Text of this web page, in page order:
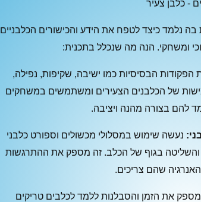
- כלבן צעיר
בה נלמד כיצד לטפח את הידע והכישורים הכלבניים
ומשחקי. הנה מה שנכלל בתכנית:
הפקודות הבסיסיות כמו ישיבה, שקיפות, נפילה,
של הכלבנים הצעירים ומשתמשים במשחקים
להם בצורה מהנה ויציבה.
נעשה שימוש במסלולי מכשולים וספורט כלבני
והשליטה בגוף של הכלב. זה מספק את ההתרגשות
שהם צריכים.
את הזמן והסבלנות ללמד לכלבים טריקים